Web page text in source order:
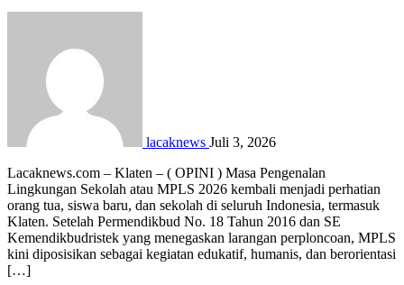
lacaknews Juli 3, 2026
Lacaknews.com – Klaten – ( OPINI ) Masa Pengenalan
Lingkungan Sekolah atau MPLS 2026 kembali menjadi perhatian
orang tua, siswa baru, dan sekolah di seluruh Indonesia, termasuk
Klaten. Setelah Permendikbud No. 18 Tahun 2016 dan SE
Kemendikbudristek yang menegaskan larangan perploncoan, MPLS
kini diposisikan sebagai kegiatan edukatif, humanis, dan berorientasi
[…]